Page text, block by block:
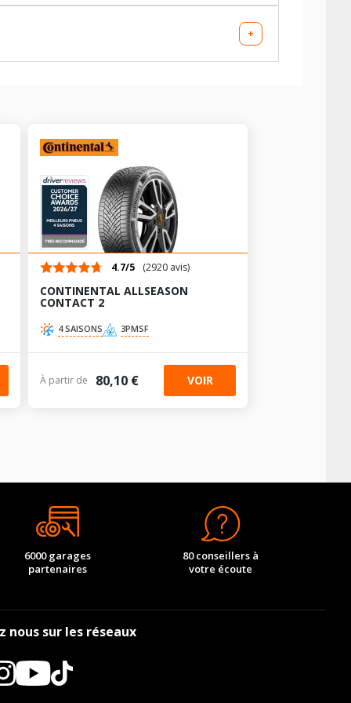
AV chargé AR chargé
-
-
AV chargé AR chargé
- -
+
AV chargé
- -
4.7/5 (2920 avis)
CONTINENTAL ALLSEASON
CONTACT 2
4 SAISONS 3PMSF
À partir de 80,10 € VOIR
6000 garages
partenaires
80 conseillers à
votre écoute
nous sur les réseaux